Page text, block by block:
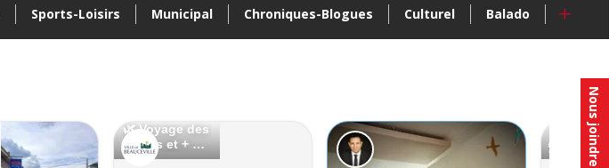
Nous joindre
Sports-Loisirs Municipal Chroniques-Blogues Culturel Balado +